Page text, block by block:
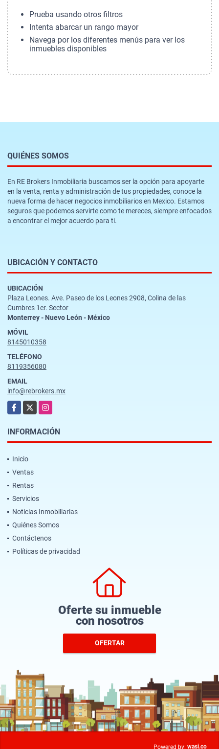
Prueba usando otros filtros
Intenta abarcar un rango mayor
Navega por los diferentes menús para ver los
inmuebles disponibles
QUIÉNES SOMOS
En RE Brokers Inmobiliaria buscamos ser la opción para apoyarte
en la venta, renta y administración de tus propiedades, conoce la
nueva forma de hacer negocios inmobiliarios en Mexico. Estamos
seguros que podemos servirte como te mereces, siempre enfocados
a encontrar el mejor acuerdo para ti.
UBICACIÓN Y CONTACTO
UBICACIÓN
Plaza Leones. Ave. Paseo de los Leones 2908, Colina de las
Cumbres 1er. Sector
Monterrey - Nuevo León - México
MÓVIL
8145010358
TELÉFONO
8119356080
EMAIL
info@rebrokers.mx
Facebook
X Instagram
INFORMACIÓN
Inicio
Ventas
Rentas
Servicios
Noticias Inmobiliarias
Quiénes Somos
Contáctenos
Políticas de privacidad
Oferte su inmueble
con nosotros
OFERTAR
Powered by: wasi.co